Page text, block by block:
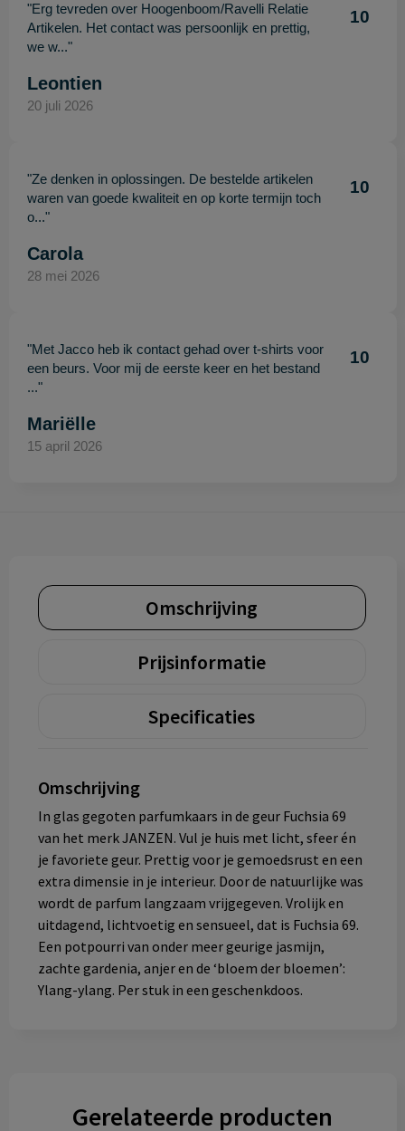
"Erg tevreden over Hoogenboom/Ravelli Relatie
Artikelen. Het contact was persoonlijk en prettig,
we w..."
10
Leontien
20 juli 2026
"Ze denken in oplossingen. De bestelde artikelen
waren van goede kwaliteit en op korte termijn toch
o..."
10
Carola
28 mei 2026
"Met Jacco heb ik contact gehad over t-shirts voor
een beurs. Voor mij de eerste keer en het bestand
..."
10
Mariëlle
15 april 2026
Omschrijving
Prijsinformatie
Specificaties
Omschrijving
In glas gegoten parfumkaars in de geur Fuchsia 69
van het merk JANZEN. Vul je huis met licht, sfeer én
je favoriete geur. Prettig voor je gemoedsrust en een
extra dimensie in je interieur. Door de natuurlijke was
wordt de parfum langzaam vrijgegeven. Vrolijk en
uitdagend, lichtvoetig en sensueel, dat is Fuchsia 69.
Een potpourri van onder meer geurige jasmijn,
zachte gardenia, anjer en de ‘bloem der bloemen’:
Ylang-ylang. Per stuk in een geschenkdoos.
Gerelateerde producten